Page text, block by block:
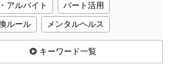
アルバイト パート活用
ルール メンタルヘルス
キーワード一覧